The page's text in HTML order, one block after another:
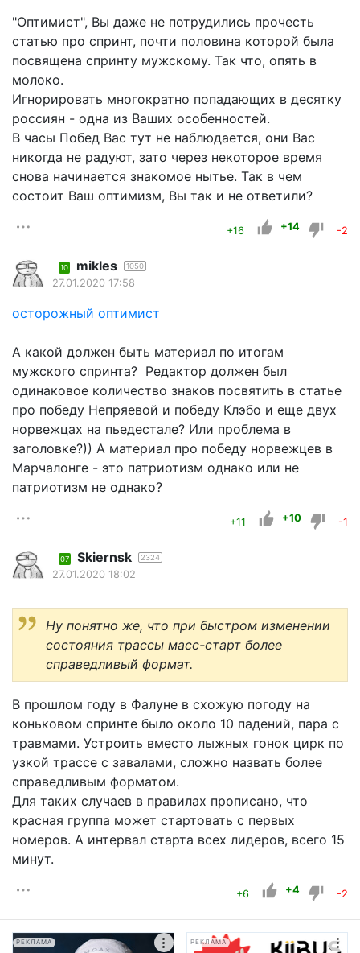
"Оптимист", Вы даже не потрудились прочесть
статью про спринт, почти половина которой была
посвящена спринту мужскому. Так что, опять в
молоко.
Игнорировать многократно попадающих в десятку
россиян - одна из Ваших особенностей.
В часы Побед Вас тут не наблюдается, они Вас
никогда не радуют, зато через некоторое время
снова начинается знакомое нытье. Так в чем
состоит Ваш оптимизм, Вы так и не ответили?
+16 +14 -2
10 mikles 1050
27.01.2020 17:58
осторожный оптимист
А какой должен быть материал по итогам
мужского спринта? Редактор должен был
одинаковое количество знаков посвятить в статье
про победу Непряевой и победу Клэбо и еще двух
норвежцах на пьедестале? Или проблема в
заголовке?)) А материал про победу норвежцев в
Марчалонге - это патриотизм однако или не
патриотизм не однако?
+11 +10 -1
07 Skiernsk 2324
27.01.2020 18:02
Ну понятно же, что при быстром изменении
состояния трассы масс-старт более
справедливый формат.
В прошлом году в Фалуне в схожую погоду на
коньковом спринте было около 10 падений, пара с
травмами. Устроить вместо лыжных гонок цирк по
узкой трассе с завалами, сложно назвать более
справедливым форматом.
Для таких случаев в правилах прописано, что
красная группа может стартовать с первых
номеров. А интервал старта всех лидеров, всего 15
минут.
+6 +4 -2
РЕКЛАМА РЕКЛАМА